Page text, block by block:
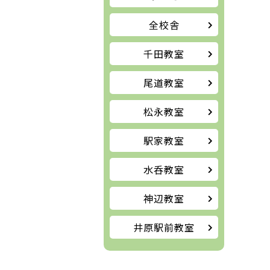
全校舎
千田教室
尾道教室
松永教室
駅家教室
水呑教室
神辺教室
井原駅前教室